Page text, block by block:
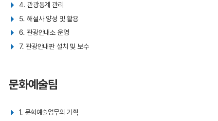
4. 관광통계 관리
5. 해설사 양성 및 활용
6. 관광안내소 운영
7. 관광안내판 설치 및 보수
문화예술팀
1. 문화예술업무의 기획